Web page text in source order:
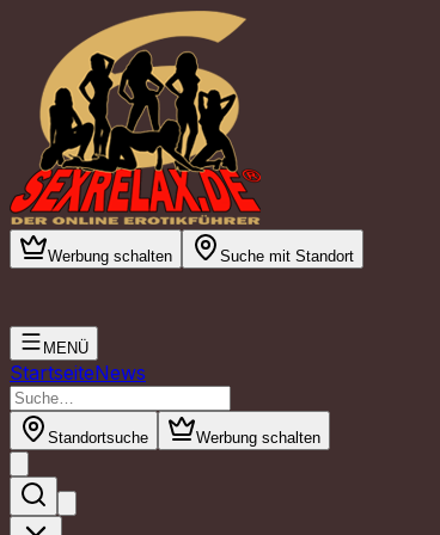
Werbung schalten Suche mit Standort
MENÜ
StartseiteNews
Standortsuche Werbung schalten